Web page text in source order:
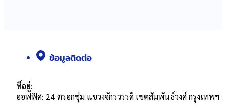
ข้อมูลติดต่อ
ที่อยู่:
ออฟฟิศ: 24 ตรอกชุ่ม แขวงจักรวรรดิ เขตสัมพันธ์วงศ์ กรุงเทพฯ